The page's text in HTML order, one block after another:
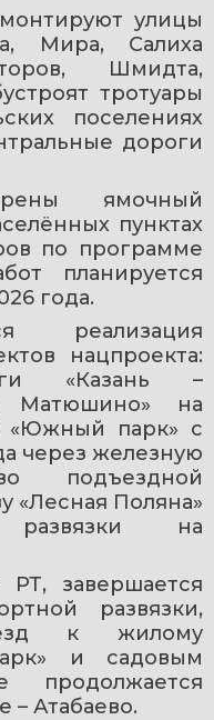
улицы
Мира, Салиха
Шмидта,
тротуары
поселениях
дороги
ямочный
пунктах
по программе
планируется
года.
реализация
нацпроекта:
«Казань –
Матюшино» на
«Южный парк» с
через железную
подъездной
«Лесная Поляна»
на
завершается
развязки,
к жилому
и садовым
продолжается
– Атабаево.